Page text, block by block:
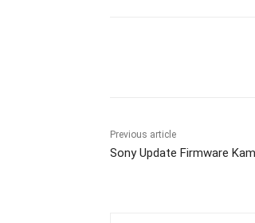
Previous article
Sony Update Firmware